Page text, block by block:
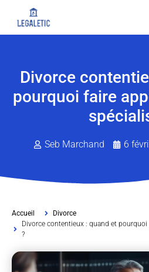
Divorce
pourquoi faire
Seb Marchand 6
Accueil
Divorce
Divorce contentieux : quand et
?